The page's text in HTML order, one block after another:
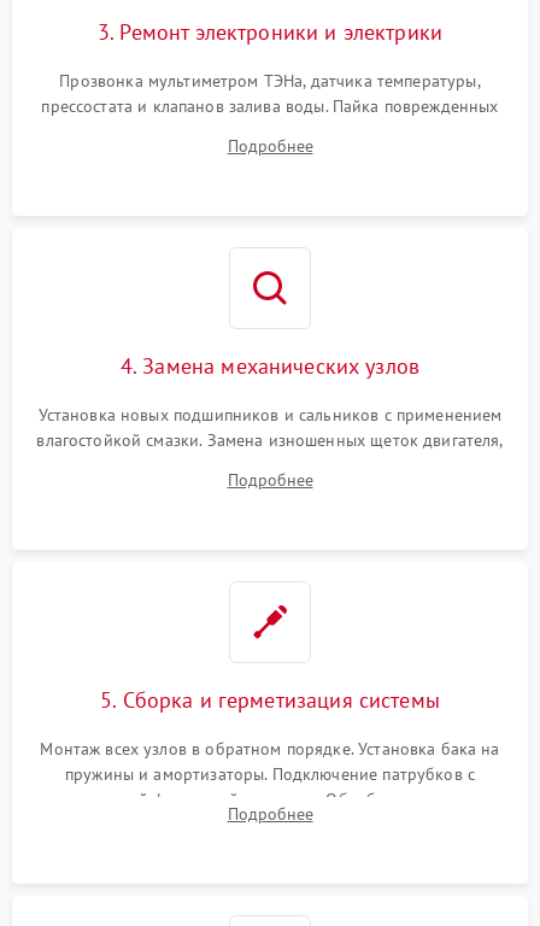
3. Ремонт электроники и электрики
Прозвонка мультиметром ТЭНа, датчика температуры,
прессостата и клапанов залива воды. Пайка поврежденных
Восстановление целостности проводки и контактов.
Подробнее
4. Замена механических узлов
Установка новых подшипников и сальников с применением
влагостойкой смазки. Замена изношенных щеток двигателя,
или поврежденной резиновой манжеты.
Подробнее
5. Сборка и герметизация системы
Монтаж всех узлов в обратном порядке. Установка бака на
пружины и амортизаторы. Подключение патрубков с
надежной фиксацией хомутами. Обработка стыков
герметиком для предотвращения возможных протечек воды.
Подробнее